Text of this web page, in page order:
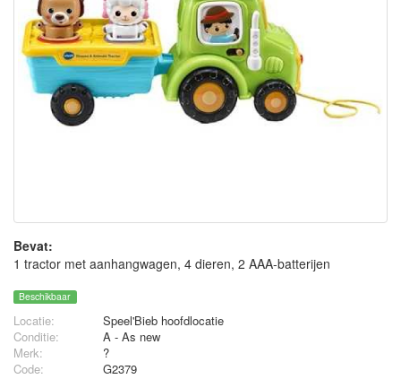
Bevat:
1 tractor met aanhangwagen, 4 dieren, 2 AAA-batterijen
Beschikbaar
Locatie:
Speel'Bieb hoofdlocatie
Conditie:
A - As new
Merk:
?
Code:
G2379